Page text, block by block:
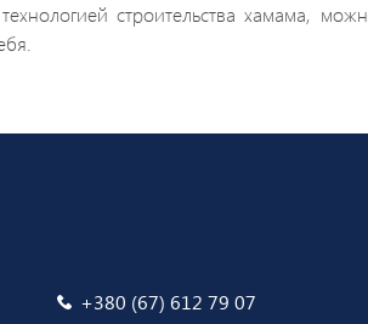
строительства хамама,
+380 (67) 612 79 07